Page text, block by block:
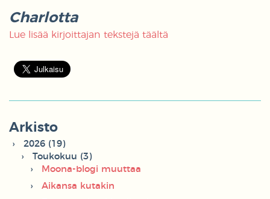
Charlotta
Lue lisää kirjoittajan tekstejä täältä
Arkisto
2026 (19)
Toukokuu (3)
Moona-blogi muuttaa
Aikansa kutakin